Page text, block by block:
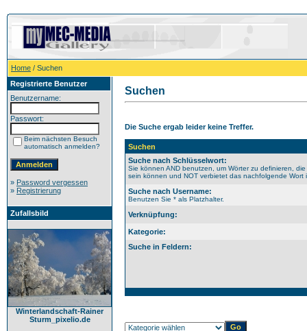
Home / Suchen
Registrierte Benutzer
Benutzername:
Passwort:
Beim nächsten Besuch
automatisch anmelden?
» Password vergessen
» Registrierung
Zufallsbild
Winterlandschaft-Rainer
Sturm_pixelio.de
Suchen
Die Suche ergab leider keine Treffer.
Suchen
Suche nach Schlüsselwort:
Sie können AND benutzen, um Wörter zu definieren,
sein können und NOT verbietet das nachfolgende Wort
Suche nach Username:
Benutzen Sie * als Platzhalter.
Verknüpfung:
Kategorie:
Suche in Feldern: